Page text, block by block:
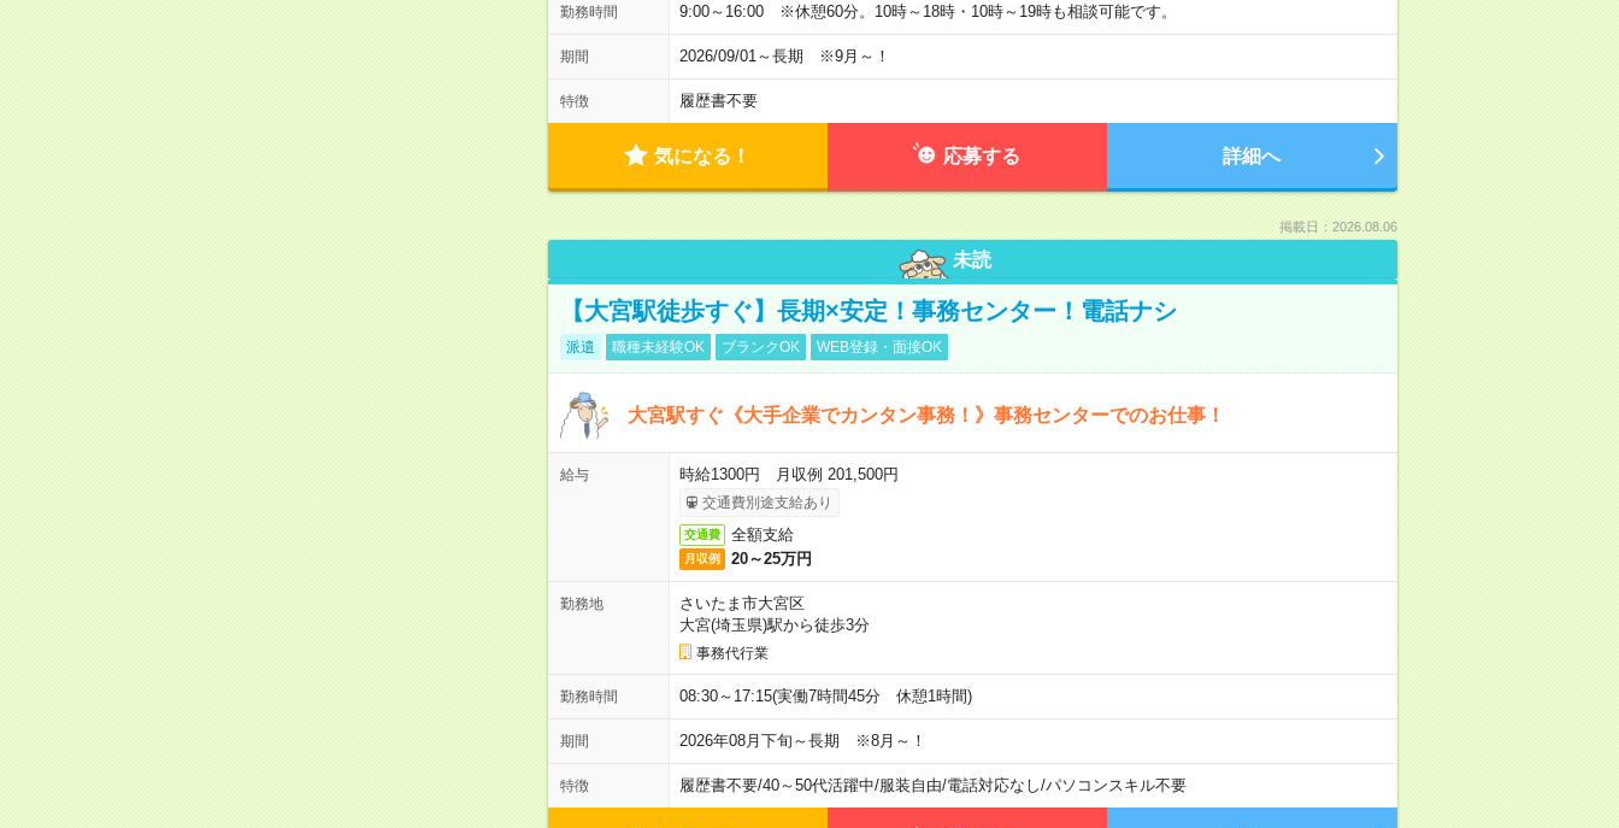
勤務時間 9:00～16:00 ※休憩60分。10時～18時・10時～19時も相談可能です。
期間 2026/09/01～長期 ※9月～！
特徴 履歴書不要
気になる！ 応募する 詳細へ
掲載日：2026.08.06
未読
【大宮駅徒歩すぐ】長期×安定！事務センター！電話ナシ
派遣 職種未経験OK ブランクOK WEB登録・面接OK
大宮駅すぐ《大手企業でカンタン事務！》事務センターでのお仕事！
給与 時給1300円 月収例 201,500円
交通費別途支給あり
交通費 全額支給
月収例 20～25万円
勤務地
さいたま市大宮区
大宮(埼玉県)駅から徒歩3分
事務代行業
勤務時間 08:30～17:15(実働7時間45分 休憩1時間)
期間 2026年08月下旬～長期 ※8月～！
特徴 履歴書不要/40～50代活躍中/服装自由/電話対応なし/パソコンスキル不要